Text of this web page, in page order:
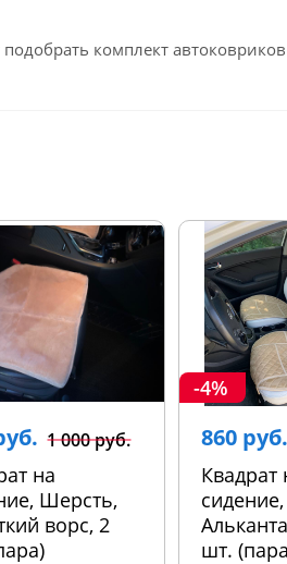
комплект
1 000 руб.
на
Шерсть,
ворс, 2
-4%
860 руб.
Квадрат
сидение,
шт.